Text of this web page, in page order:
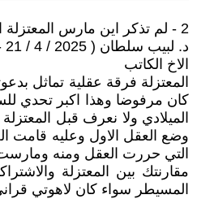
2 - ‏لم تذكر اين مارس المعتزلة السلطة والقمع
د. لبيب سلطان ( 2025 / 4 / 21 - 11:54 )
الاخ الكاتب
المعتزلة فرقة عقلية تماثل
الميلادي ولا نعرف قبل
وضع العقل الاول وعليه قامت
التي حررت العقل ومنه
مقارنتك بين المعتزلة
المسيطر سواء كان لاهوتي